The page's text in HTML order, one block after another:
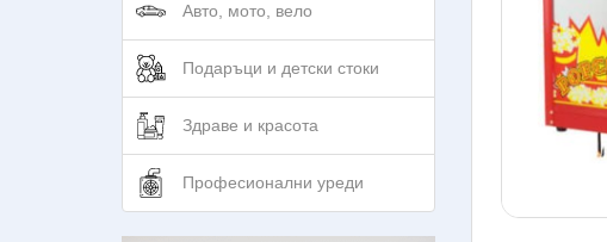
Авто, мото, вело
Подаръци и детски стоки
Здраве и красота
Професионални уреди